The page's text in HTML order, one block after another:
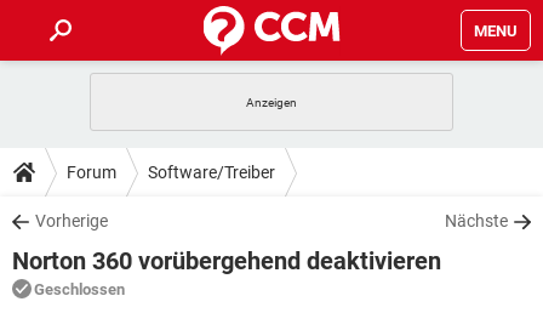
MENU
ANDROID IOS
WINDOWS 10
WHATSAPP TIKTOK
FACEBOOK
TIPPS & TRICKS
SPIELE
WINDOWS 10
DOWNLOADS
SPIELE STREAMING
ANDROID
FORUM
Forum Software/Treiber
Vorherige Nächste
Norton 360 vorübergehend deaktivieren
Geschlossen